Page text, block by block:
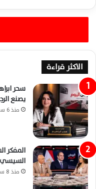
الاكثر قراءة
سحر
يصنع
منذ 6 ساعات
المفكر
السيسي
منذ 8 ساعات